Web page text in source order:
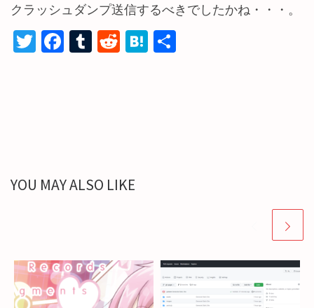
クラッシュダンプ送信するべきでしたかね・・・。
T
Fa T
R
H
YOU MAY ALSO LIKE